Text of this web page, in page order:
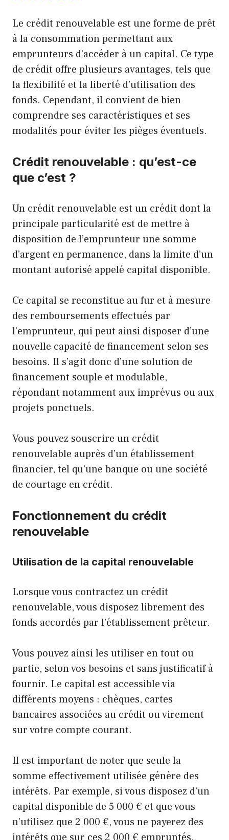
Le crédit renouvelable est une forme de prêt
à la consommation permettant aux
emprunteurs d’accéder à un capital. Ce type
de crédit offre plusieurs avantages, tels que
la flexibilité et la liberté d’utilisation des
fonds. Cependant, il convient de bien
comprendre ses caractéristiques et ses
modalités pour éviter les pièges éventuels.
Crédit renouvelable : qu’est-ce
que c’est ?
Un crédit renouvelable est un crédit dont la
principale particularité est de mettre à
disposition de l’emprunteur une somme
d’argent en permanence, dans la limite d’un
montant autorisé appelé capital disponible.
Ce capital se reconstitue au fur et à mesure
des remboursements effectués par
l’emprunteur, qui peut ainsi disposer d’une
nouvelle capacité de financement selon ses
besoins. Il s’agit donc d’une solution de
financement souple et modulable,
répondant notamment aux imprévus ou aux
projets ponctuels.
Vous pouvez souscrire un crédit
renouvelable auprès d’un établissement
financier, tel qu’une banque ou une société
de courtage en crédit.
Fonctionnement du crédit
renouvelable
Utilisation de la capital renouvelable
Lorsque vous contractez un crédit
renouvelable, vous disposez librement des
fonds accordés par l’établissement prêteur.
Vous pouvez ainsi les utiliser en tout ou
partie, selon vos besoins et sans justificatif à
fournir. Le capital est accessible via
différents moyens : chèques, cartes
bancaires associées au crédit ou virement
sur votre compte courant.
Il est important de noter que seule la
somme effectivement utilisée génère des
intérêts. Par exemple, si vous disposez d’un
capital disponible de 5 000 € et que vous
n’utilisez que 2 000 €, vous ne payerez des
intérêts que sur ces 2 000 € empruntés.